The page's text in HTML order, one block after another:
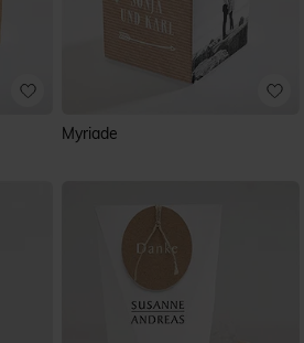
Myriade